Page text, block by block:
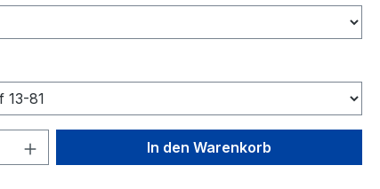
Gib den gewünschten Wert
In den Warenkorb